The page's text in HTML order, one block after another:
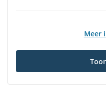
Meer